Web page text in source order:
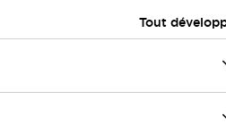
Tout